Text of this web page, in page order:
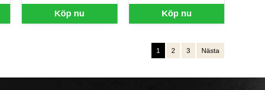
Köp nu Köp nu
1 2 3 Nästa